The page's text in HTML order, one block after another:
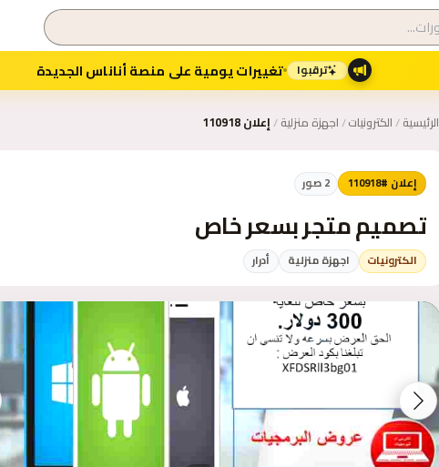
ترقبوا تغييرات يومية على منصة أناناس الجديدة
الرئيسية/الكترونيات/اجهزة منزلية/إعلان 110918
إعلان #110918 2صور
تصميم متجر بسعر خاص
الكترونيات اجهزة منزلية أدرار